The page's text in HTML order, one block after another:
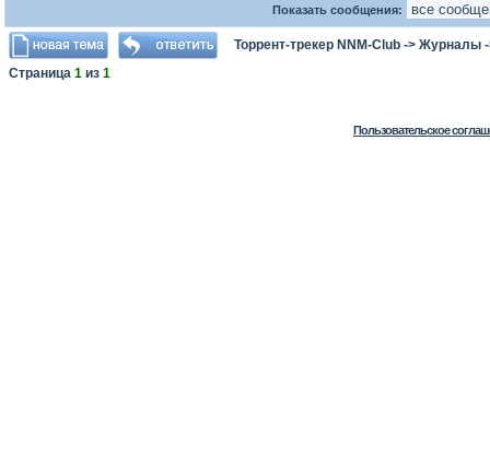
Показать сообщения:
Торрент-трекер NNM-Club -> Журналы
Страница 1 из 1
Пользовательское